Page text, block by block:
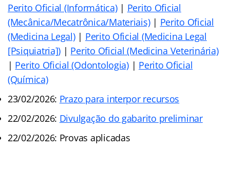
Perito Oficial (Informática)| Perito Oficial
(Mecânica/Mecatrônica/Materiais)| Perito Oficial
(Medicina Legal)| Perito Oficial (Medicina Legal
[Psiquiatria]) | Perito Oficial (Medicina Veterinária)
| Perito Oficial (Odontologia)| Perito Oficial
(Química)
23/02/2026: Prazo para interpor recursos
22/02/2026: Divulgação do gabarito preliminar
22/02/2026: Provas aplicadas